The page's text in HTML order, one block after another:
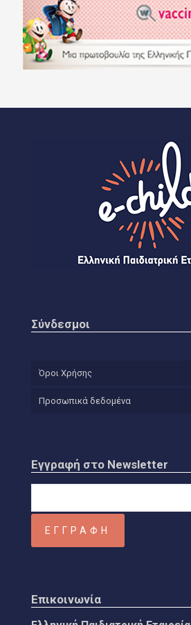
Σύνδεσμοι
Όροι Χρήσης
Προσωπικά δεδομένα
Εγγραφή στο Newsletter
Επικοινωνία